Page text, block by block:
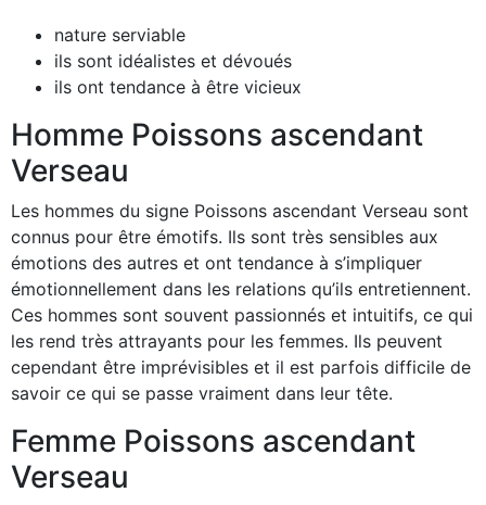
nature serviable
ils sont idéalistes et dévoués
ils ont tendance à être vicieux
Homme Poissons ascendant
Verseau
Les hommes du signe Poissons ascendant Verseau sont
connus pour être émotifs. Ils sont très sensibles aux
émotions des autres et ont tendance à s’impliquer
émotionnellement dans les relations qu’ils entretiennent.
Ces hommes sont souvent passionnés et intuitifs, ce qui
les rend très attrayants pour les femmes. Ils peuvent
cependant être imprévisibles et il est parfois difficile de
savoir ce qui se passe vraiment dans leur tête.
Femme Poissons ascendant
Verseau